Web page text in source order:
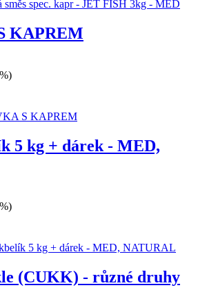
spec. kapr - JET FISH 3kg - MED
KAPREM
S KAPREM
5 kg + dárek - MED,
5 kg + dárek - MED, NATURAL
(CUKK) - různé druhy